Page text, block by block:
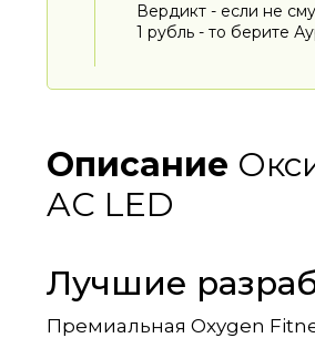
Вердикт - если не
1 рубль - то берите
Описание
AC LED
Лучшие
Премиальная Oxygen